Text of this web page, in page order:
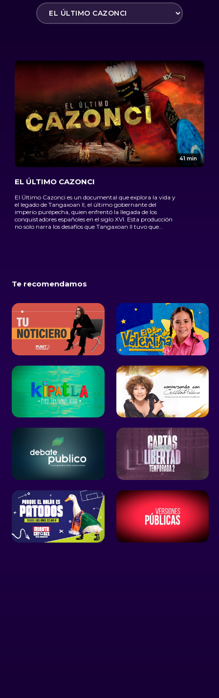
41 min
EL ÚLTIMO CAZONCI
El Último Cazonci es un documental que explora la vida y
el legado de Tangaxoan II, el último gobernante del
imperio purépecha, quien enfrentó la llegada de los
conquistadores españoles en el siglo XVI. Esta producción
no solo narra los desafíos que Tangaxoan II tuvo que
perdura hasta nuestros días.
Te recomendamos